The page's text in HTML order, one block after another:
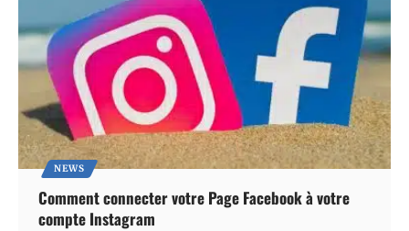
NEWS
Comment connecter votre Page Facebook à votre
compte Instagram